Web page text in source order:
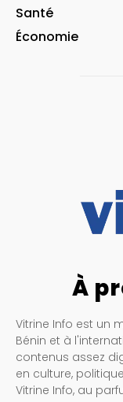
Santé
Économie
À
Vitrine Info est un
Bénin et à
contenus assez
en culture,
Vitrine Info, au